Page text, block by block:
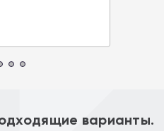
варианты.